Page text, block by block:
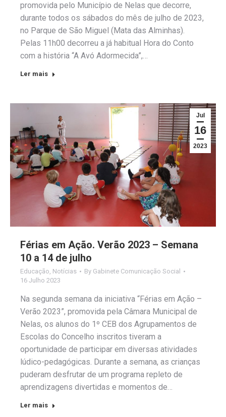
promovida pelo Município de Nelas que decorre,
durante todos os sábados do mês de julho de 2023,
no Parque de São Miguel (Mata das Alminhas).
Pelas 11h00 decorreu a já habitual Hora do Conto
com a história “A Avó Adormecida”,…
Ler mais
Jul
16
2023
Férias em Ação. Verão 2023 – Semana
10 a 14 de julho
Educação Notícias By Gabinete Comunicação Social
16 Julho 2023
Na segunda semana da iniciativa “Férias em Ação –
Verão 2023”, promovida pela Câmara Municipal de
Nelas, os alunos do 1º CEB dos Agrupamentos de
Escolas do Concelho inscritos tiveram a
oportunidade de participar em diversas atividades
lúdico-pedagógicas. Durante a semana, as crianças
puderam desfrutar de um programa repleto de
aprendizagens divertidas e momentos de…
Ler mais